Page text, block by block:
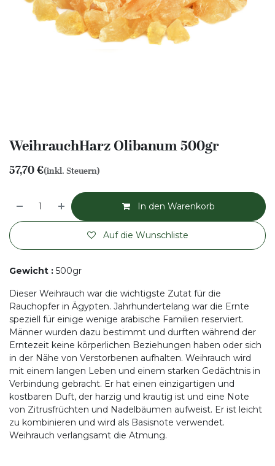
WeihrauchHarz Olibanum 500gr
57,70€(inkl. Steuern)
In den Warenkorb
Auf die Wunschliste
Gewicht : 500gr
Dieser Weihrauch war die wichtigste Zutat für die
Rauchopfer in Ägypten. Jahrhundertelang war die Ernte
speziell für einige wenige arabische Familien reserviert.
Männer wurden dazu bestimmt und durften während der
Erntezeit keine körperlichen Beziehungen haben oder sich
in der Nähe von Verstorbenen aufhalten. Weihrauch wird
mit einem langen Leben und einem starken Gedächtnis in
Verbindung gebracht. Er hat einen einzigartigen und
kostbaren Duft, der harzig und krautig ist und eine Note
von Zitrusfrüchten und Nadelbäumen aufweist. Er ist leicht
zu kombinieren und wird als Basisnote verwendet.
Weihrauch verlangsamt die Atmung.